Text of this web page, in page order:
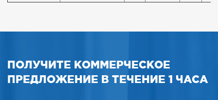
ПОЛУЧИТЕ КОММЕРЧЕСКОЕ
ПРЕДЛОЖЕНИЕ В ТЕЧЕНИЕ 1 ЧАСА